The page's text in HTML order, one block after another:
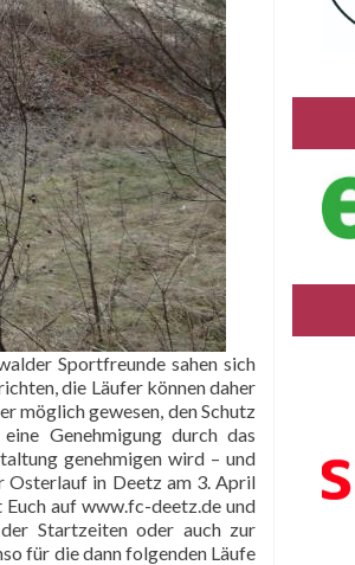
Sportfreunde sahen sich
die Läufer können daher
möglich gewesen, den Schutz
Genehmigung durch das
genehmigen wird – und
Osterlauf in Deetz am 3. April
auf www.fc-deetz.de und
Startzeiten oder auch zur
für die dann folgenden Läufe